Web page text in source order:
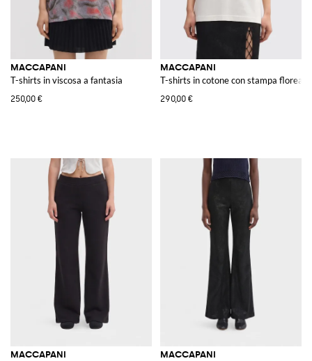
MACCAPANI
T-shirts in viscosa a fantasia
250,00 €
MACCAPANI
T-shirts in cotone con stampa floreale
290,00 €
MACCAPANI MACCAPANI